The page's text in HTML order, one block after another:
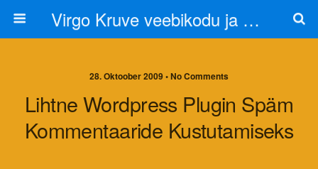
Virgo Kruve veebikodu ja blogi
28. Oktoober 2009 • No Comments
Lihtne Wordpress Plugin Späm
Kommentaaride Kustutamiseks